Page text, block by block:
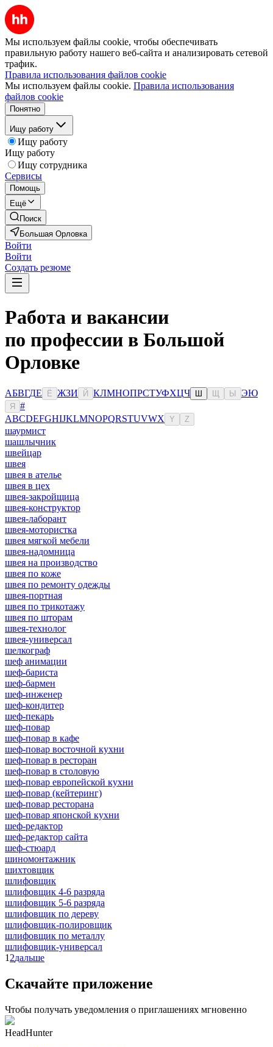
Мы используем файлы cookie, чтобы обеспечивать
правильную работу нашего веб-сайта и анализировать сетевой
трафик.
Правила использования файлов cookie
Мы используем файлы cookie. Правила использования
файлов cookie
Понятно
Ищу работу
Ищу работу
Ищу работу
Ищу сотрудника
Сервисы
Помощь
Ещё
Поиск
Большая Орловка
Войти
Войти
Создать резюме
Работа и вакансии
по профессии в Большой
Орловке
АБВГДЕ Ё ЖЗИ Й КЛМНОПРСТУФХЦЧ Ы ЭЮ
Я
#
ABCDEFGHIJKLMNOPQRSTUVWX Y Z
шаурмист
шашлычник
швейцар
швея
швея в ателье
швея в цех
швея-закройщица
швея-конструктор
швея-лаборант
швея-мотористка
швея мягкой мебели
швея-надомница
швея на производство
швея по коже
швея по ремонту одежды
швея-портная
швея по трикотажу
швея по шторам
швея-технолог
швея-универсал
шелкограф
шеф анимации
шеф-бариста
шеф-бармен
шеф-инженер
шеф-кондитер
шеф-пекарь
шеф-повар
шеф-повар в кафе
шеф-повар восточной кухни
шеф-повар в ресторан
шеф-повар в столовую
шеф-повар европейской кухни
шеф-повар (кейтеринг)
шеф-повар ресторана
шеф-повар японской кухни
шеф-редактор
шеф-редактор сайта
шеф-стюард
шиномонтажник
шихтовщик
шлифовщик
шлифовщик 4-6 разряда
шлифовщик 5-6 разряда
шлифовщик по дереву
шлифовщик-полировщик
шлифовщик по металлу
шлифовщик-универсал
1 2дальше
Скачайте приложение
Чтобы получать уведомления о приглашениях мгновенно
HeadHunter